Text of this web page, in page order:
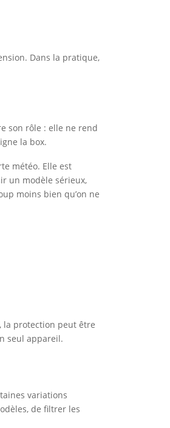
Dans la pratique,
son rôle : elle ne rend
la box.
météo. Elle est
un modèle sérieux,
moins bien qu’on ne
la protection peut être
seul appareil.
variations
de filtrer les